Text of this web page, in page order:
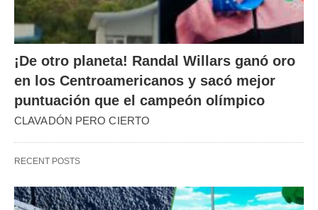
¡De otro planeta! Randal Willars ganó oro
en los Centroamericanos y sacó mejor
puntuación que el campeón olímpico
CLAVADÓN PERO CIERTO
RECENT POSTS